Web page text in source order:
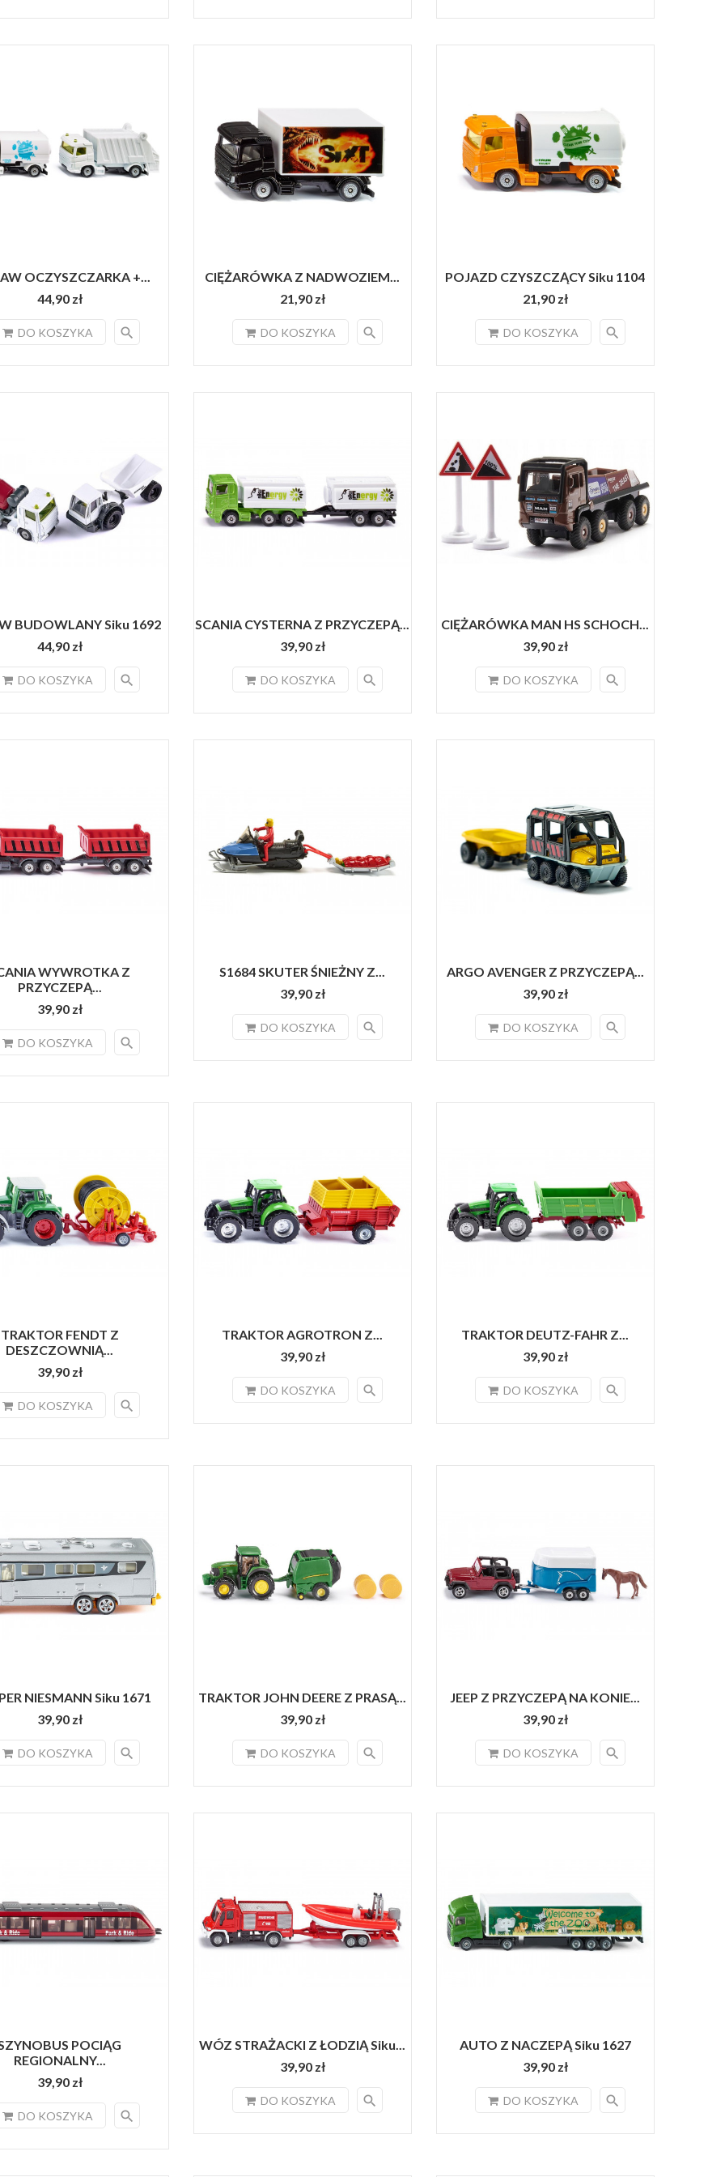
OCZYSZCZARKA +...
44,90 zł
DO KOSZYKA search
CIĘŻARÓWKA Z NADWOZIEM...
21,90 zł
DO KOSZYKA search
POJAZD CZYSZCZĄCY Siku 1104
21,90 zł
DO KOSZYKA search
BUDOWLANY Siku 1692
44,90 zł
DO KOSZYKA search
SCANIA CYSTERNA Z PRZYCZEPĄ...
39,90 zł
DO KOSZYKA search
CIĘŻARÓWKA MAN HS SCHOCH...
39,90 zł
DO KOSZYKA search
WYWROTKA Z
PRZYCZEPĄ...
39,90 zł
DO KOSZYKA search
S1684 SKUTER ŚNIEŻNY Z...
39,90 zł
DO KOSZYKA search
ARGO AVENGER Z PRZYCZEPĄ...
39,90 zł
DO KOSZYKA search
TRAKTOR FENDT Z
DESZCZOWNIĄ...
39,90 zł
DO KOSZYKA search
TRAKTOR AGROTRON Z...
39,90 zł
DO KOSZYKA search
TRAKTOR DEUTZ-FAHR Z...
39,90 zł
DO KOSZYKA search
NIESMANN Siku 1671
39,90 zł
DO KOSZYKA search
TRAKTOR JOHN DEERE Z PRASĄ...
39,90 zł
DO KOSZYKA search
JEEP Z PRZYCZEPĄ NA KONIE...
39,90 zł
DO KOSZYKA search
POCIĄG
REGIONALNY...
39,90 zł
DO KOSZYKA search
WÓZ STRAŻACKI Z ŁODZIĄ Siku...
39,90 zł
DO KOSZYKA search
AUTO Z NACZEPĄ Siku 1627
39,90 zł
DO KOSZYKA search